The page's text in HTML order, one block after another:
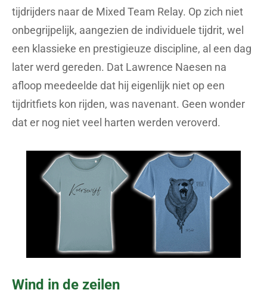
tijdrijders naar de Mixed Team Relay. Op zich niet
onbegrijpelijk, aangezien de individuele tijdrit, wel
een klassieke en prestigieuze discipline, al een dag
later werd gereden. Dat Lawrence Naesen na
afloop meedeelde dat hij eigenlijk niet op een
tijdritfiets kon rijden, was navenant. Geen wonder
dat er nog niet veel harten werden veroverd.
Wind in de zeilen